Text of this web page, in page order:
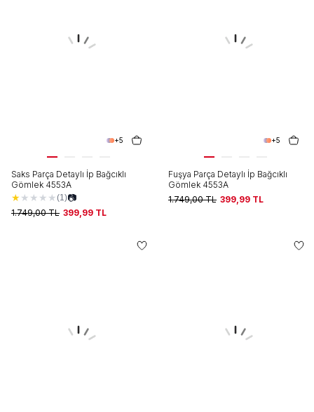
+5
Saks Parça Detaylı İp Bağcıklı
Gömlek 4553A
★★ ★ ★ ★(1)📷
1.749,00TL 399,99 TL
+5
Fuşya Parça Detaylı İp Bağcıklı
Gömlek 4553A
1.749,00TL 399,99 TL